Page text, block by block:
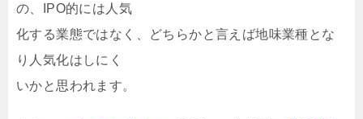
の、IPO的には人気
化する業態ではなく、どちらかと言えば地味業種とな
り人気化はしにく
いかと思われます。